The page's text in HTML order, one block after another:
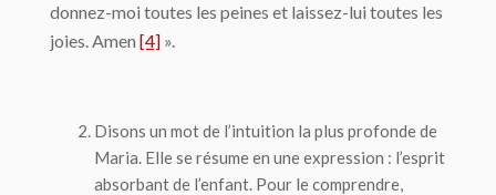
donnez-moi toutes les peines et laissez-lui toutes les
joies. Amen [4] ».
Disons un mot de l’intuition la plus profonde de
Maria. Elle se résume en une expression : l’esprit
absorbant de l’enfant. Pour le comprendre,